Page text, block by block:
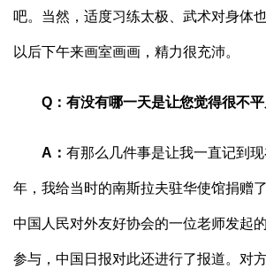
吧。当然，适度习练太极、武术对身体
以后下午来画室画画，精力很充沛。
Q ： 有没有哪一天是让您觉得很不平
A ： 有那么几件事是让我一直记到
年，我给当时的南斯拉夫驻华使馆捐赠
中国人民对外友好协会的一位老师发起
参与，中国日报对此还进行了报道。对